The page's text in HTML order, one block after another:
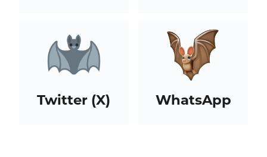
Twitter (X) WhatsApp